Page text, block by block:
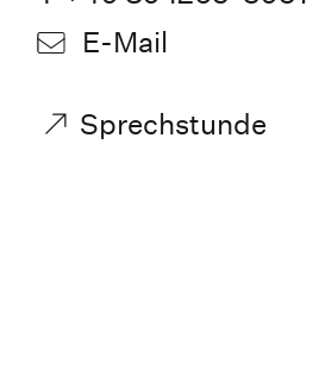
E-Mail
Sprechstunde